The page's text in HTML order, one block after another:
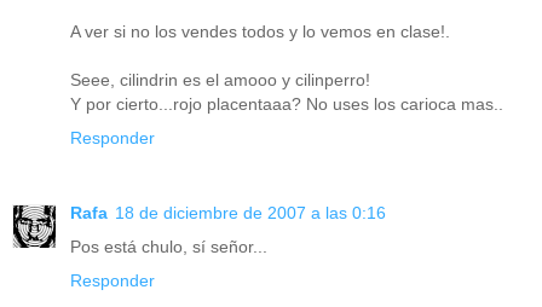
A ver si no los vendes todos y lo vemos en clase!.
Seee, cilindrin es el amooo y cilinperro!
Y por cierto...rojo placentaaa? No uses los carioca mas..
Responder
Rafa 18 de diciembre de 2007 a las 0:16
Pos está chulo, sí señor...
Responder